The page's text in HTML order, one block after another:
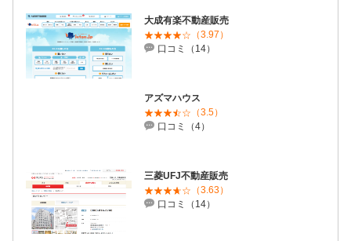
大成有楽不動産販売
（3.97）
口コミ（14）
アズマハウス
（3.5）
口コミ（4）
三菱UFJ不動産販売
（3.63）
口コミ（14）